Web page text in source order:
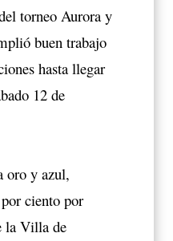
torneo Aurora y
buen trabajo
hasta llegar
12 de
oro y azul,
ciento por
la Villa de